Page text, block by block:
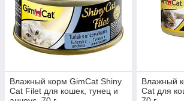
Влажный корм GimCat Shiny
Cat Filet для кошек, тунец и
Влажный
Cat для